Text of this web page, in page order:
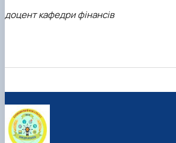
доцент кафедри фінансів